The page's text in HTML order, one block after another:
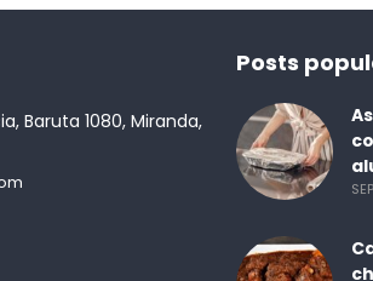
Baruta 1080, Miranda,
Posts